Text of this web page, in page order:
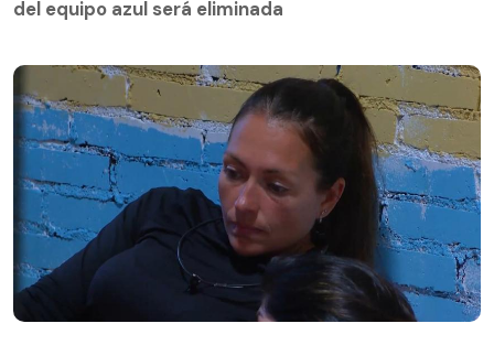
del equipo azul será eliminada